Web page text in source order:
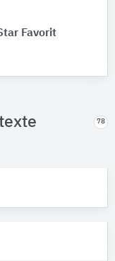
Favorit
78